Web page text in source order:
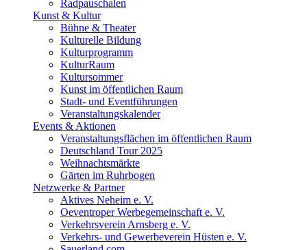
Radpauschalen
Kunst & Kultur
Bühne & Theater
Kulturelle Bildung
Kulturprogramm
KulturRaum
Kultursommer
Kunst im öffentlichen Raum
Stadt- und Eventführungen
Veranstaltungskalender
Events & Aktionen
Veranstaltungsflächen im öffentlichen Raum
Deutschland Tour 2025
Weihnachtsmärkte
Gärten im Ruhrbogen
Netzwerke & Partner
Aktives Neheim e. V.
Oeventroper Werbegemeinschaft e. V.
Verkehrsverein Arnsberg e. V.
Verkehrs- und Gewerbeverein Hüsten e. V.